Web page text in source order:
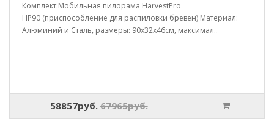
Комплект:Мобильная пилорама HarvestPro
HP90 (приспособление для распиловки бревен) Материал:
Алюминий и Сталь, размеры: 90x32x46см, максимал..
58857руб. 67965руб.